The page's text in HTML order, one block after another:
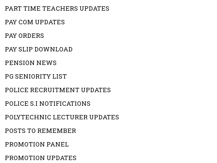
PART TIME TEACHERS UPDATES
PAY COM UPDATES
PAY ORDERS
PAY SLIP DOWNLOAD
PENSION NEWS
PG SENIORITY LIST
POLICE RECRUITMENT UPDATES
POLICE S.I NOTIFICATIONS
POLYTECHNIC LECTURER UPDATES
POSTS TO REMEMBER
PROMOTION PANEL
PROMOTION UPDATES